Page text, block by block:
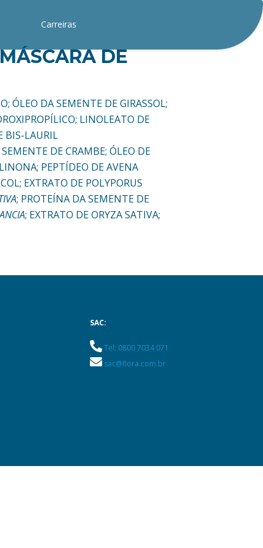
Carreiras
DE
ÓLEO DA SEMENTE DE GIRASSOL;
LINOLEATO DE
BIS-LAURIL
DE CRAMBE; ÓLEO DE
PEPTÍDEO DE AVENA
EXTRATO DE POLYPORUS
; PROTEÍNA DA SEMENTE DE
; EXTRATO DE ORYZA SATIVA;
SAC:
Tel: 0800 7034 071
sac@flora.com.br